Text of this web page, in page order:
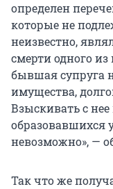
определен
которые не
неизвестно,
смерти одного
бывшая супруга
имущества,
Взыскивать с
образовавшихся
невозможно», —
Так что же